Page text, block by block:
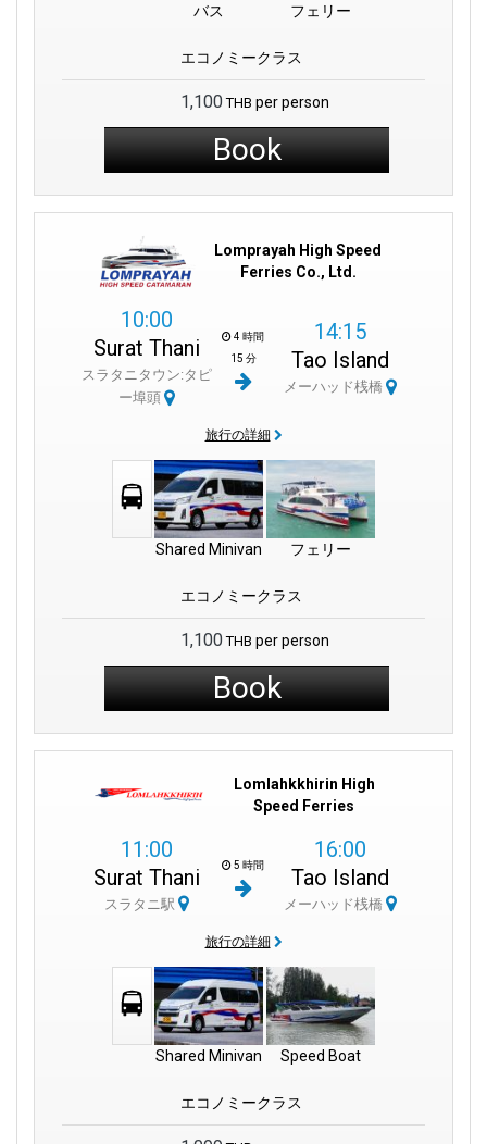
バス フェリー
エコノミークラス
1,100 THB per person
Book
Lomprayah High Speed
Ferries Co., Ltd.
10:00
Surat Thani
スラタニタウン:タピ
ー埠頭
4 時間
15 分
14:15
Tao Island
メーハッド桟橋
旅行の詳細
Shared Minivan フェリー
エコノミークラス
1,100 THB per person
Book
Lomlahkkhirin High
Speed Ferries
11:00
Surat Thani
スラタニ駅
5 時間
16:00
Tao Island
メーハッド桟橋
旅行の詳細
Shared Minivan Speed Boat
エコノミークラス